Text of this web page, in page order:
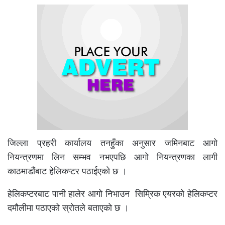
जिल्ला प्रहरी कार्यालय तनहुँका अनुसार जमिनबाट आगो
नियन्त्रणमा लिन सम्भव नभएपछि आगो नियन्त्रणका लागी
काठमाडौंबाट हेलिकप्टर पठाईएको छ ।
हेलिकप्टरबाट पानी हालेर आगो निभाउन सिम्रिक एयरको हेलिकप्टर
दमौलीमा पठाएको स्राेतले बताएकाे छ ।